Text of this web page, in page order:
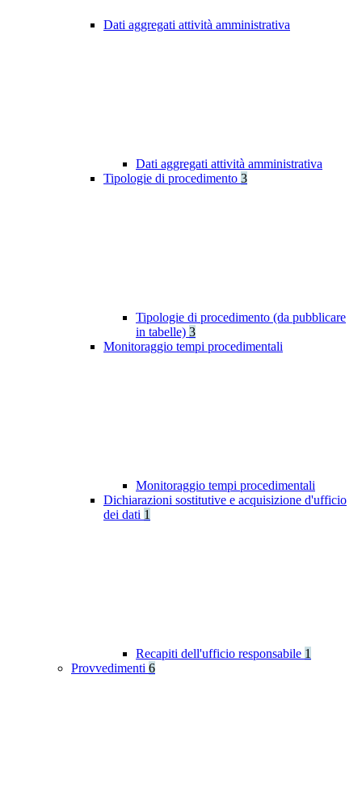
Dati aggregati attività amministrativa
Dati aggregati attività amministrativa
Tipologie di procedimento 3
Tipologie di procedimento (da pubblicare
in tabelle) 3
Monitoraggio tempi procedimentali
Monitoraggio tempi procedimentali
Dichiarazioni sostitutive e acquisizione d'ufficio
dei dati 1
Recapiti dell'ufficio responsabile 1
Provvedimenti 6